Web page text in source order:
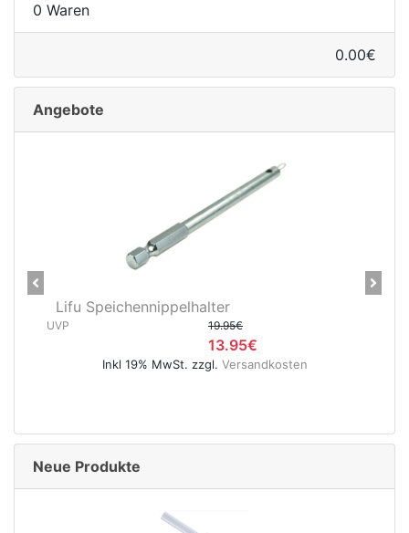
0 Waren
0.00€
Angebote
Lifu Speichennippelhalter
UVP 19.95€
13.95€
Inkl 19% MwSt. zzgl. Versandkosten
Previous Next
Neue Produkte